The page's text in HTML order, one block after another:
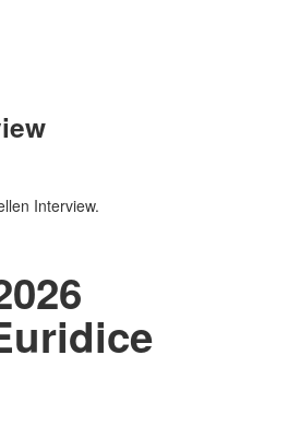
Interview.